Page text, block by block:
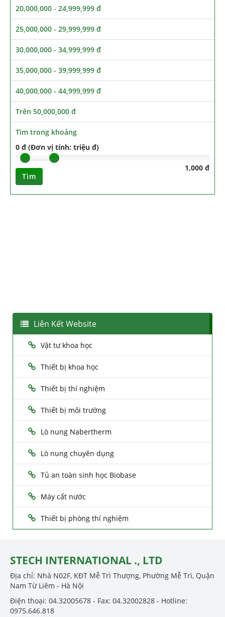
20,000,000 - 24,999,999 đ
25,000,000 - 29,999,999 đ
30,000,000 - 34,999,999 đ
35,000,000 - 39,999,999 đ
40,000,000 - 44,999,999 đ
Trên 50,000,000 đ
Tìm trong khoảng
0 đ (Đơn vị tính: triệu đ)
1,000 đ
Tìm
Liên Kết Website
Vật tư khoa học
Thiết bị khoa học
Thiết bị thí nghiệm
Thiết bị môi trường
Lò nung Nabertherm
Lò nung chuyên dụng
Tủ an toàn sinh học Biobase
Máy cất nước
Thiết bị phòng thí nghiệm
STECH INTERNATIONAL ., LTD
Địa chỉ: Nhà N02F, KĐT Mễ Trì Thượng, Phường Mễ Trì, Quận
Nam Từ Liêm - Hà Nội
Điện thoại: 04.32005678 - Fax: 04.32002828 - Hotline:
0975.646.818